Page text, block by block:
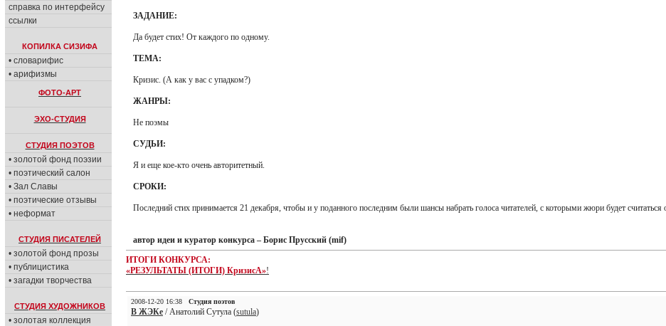
справка по интерфейсу
ссылки
КОПИЛКА СИЗИФА
• словарифис
• арифизмы
ФОТО-АРТ
ЭХО-СТУДИЯ
СТУДИЯ ПОЭТОВ
• золотой фонд поэзии
• поэтический салон
• Зал Славы
• поэтические отзывы
• неформат
СТУДИЯ ПИСАТЕЛЕЙ
• золотой фонд прозы
• публицистика
• загадки творчества
СТУДИЯ ХУДОЖНИКОВ
• золотая коллекция
ЗАДАНИЕ:
Да будет стих! От каждого по одному.
ТЕМА:
Кризис. (А как у вас с упадком?)
ЖАНРЫ:
Не поэмы
СУДЬИ:
Я и еще кое-кто очень авторитетный.
СРОКИ:
Последний стих принимается 21 декабря, чтобы и у поданного последним были шансы набрать голоса читателей, с которыми жюри будет
автор идеи и куратор конкурса – Борис Прусский (mif)
ИТОГИ КОНКУРСА:
«РЕЗУЛЬТАТЫ (ИТОГИ) КризисА»!
2008-12-20 16:38 Студия поэтов
В ЖЭКе / Анатолий Сутула (sutula)